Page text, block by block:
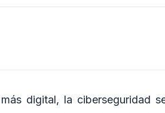
digital, la ciberseguridad